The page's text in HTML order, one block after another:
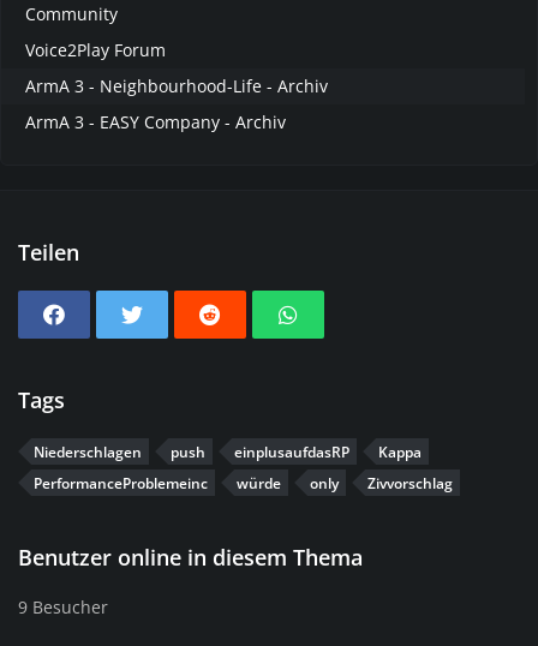
Community
Voice2Play Forum
ArmA 3 - Neighbourhood-Life - Archiv
ArmA 3 - EASY Company - Archiv
Teilen
Tags
Niederschlagen push einplusaufdasRP
Kappa
PerformanceProblemeinc
würde only Zivvorschlag
Benutzer online in diesem Thema
9 Besucher